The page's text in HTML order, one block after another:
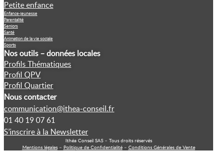
Petite enfance
Enfance-jeunesse
Parentalité
Seniors
Santé
Animation de la vie sociale
Sports
Nos outils – données locales
Profils Thématiques
Profil QPV
Profil Quartier
Nous contacter
communication@ithea-conseil.fr
01 40 19 07 61
S’inscrire à la Newsletter
Ithéa Conseil SAS – Tous droits réservés
Mentions légales– Politique de Confidentialité– Conditions Générales de Vente